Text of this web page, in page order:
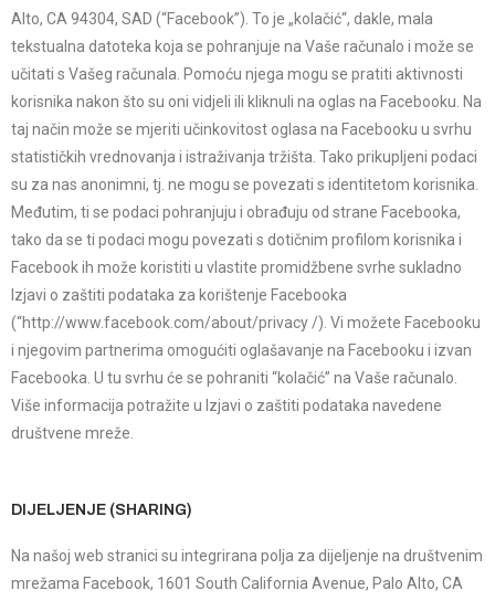
Alto, CA 94304, SAD (“Facebook”). To je „kolačić“, dakle, mala
tekstualna datoteka koja se pohranjuje na Vaše računalo i može se
učitati s Vašeg računala. Pomoću njega mogu se pratiti aktivnosti
korisnika nakon što su oni vidjeli ili kliknuli na oglas na Facebooku. Na
taj način može se mjeriti učinkovitost oglasa na Facebooku u svrhu
statističkih vrednovanja i istraživanja tržišta. Tako prikupljeni podaci
su za nas anonimni, tj. ne mogu se povezati s identitetom korisnika.
Međutim, ti se podaci pohranjuju i obrađuju od strane Facebooka,
tako da se ti podaci mogu povezati s dotičnim profilom korisnika i
Facebook ih može koristiti u vlastite promidžbene svrhe sukladno
Izjavi o zaštiti podataka za korištenje Facebooka
(“http://www.facebook.com/about/privacy /). Vi možete Facebooku
i njegovim partnerima omogućiti oglašavanje na Facebooku i izvan
Facebooka. U tu svrhu će se pohraniti “kolačić” na Vaše računalo.
Više informacija potražite u Izjavi o zaštiti podataka navedene
društvene mreže.
DIJELJENJE (SHARING)
Na našoj web stranici su integrirana polja za dijeljenje na društvenim
mrežama Facebook, 1601 South California Avenue, Palo Alto, CA